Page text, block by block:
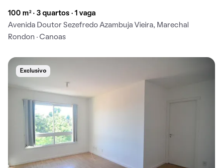
100 m² · 3 quartos · 1 vaga
Avenida Doutor Sezefredo Azambuja Vieira, Marechal
Rondon · Canoas
Exclusivo